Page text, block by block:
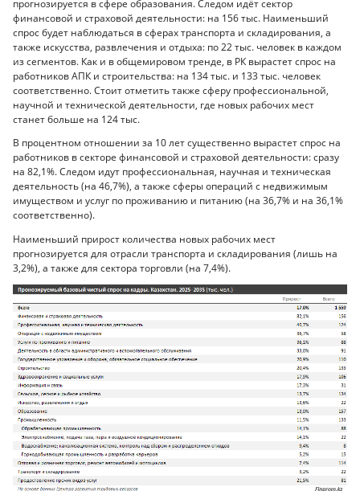
прогнозируется в сфере образования. Следом идёт сектор
финансовой и страховой деятельности: на 156 тыс. Наименьший
спрос будет наблюдаться в сферах транспорта и складирования, а
также искусства, развлечения и отдыха: по 22 тыс. человек в каждом
из сегментов. Как и в общемировом тренде, в РК вырастет спрос на
работников АПК и строительства: на 134 тыс. и 133 тыс. человек
соответственно. Стоит отметить также сферу профессиональной,
научной и технической деятельности, где новых рабочих мест
станет больше на 124 тыс.
В процентном отношении за 10 лет существенно вырастет спрос на
работников в секторе финансовой и страховой деятельности: сразу
на 82,1%. Следом идут профессиональная, научная и техническая
деятельность (на 46,7%), а также сферы операций с недвижимым
имуществом и услуг по проживанию и питанию (на 36,7% и на 36,1%
соответственно).
Наименьший прирост количества новых рабочих мест
прогнозируется для отрасли транспорта и складирования (лишь на
3,2%), а также для сектора торговли (на 7,4%).